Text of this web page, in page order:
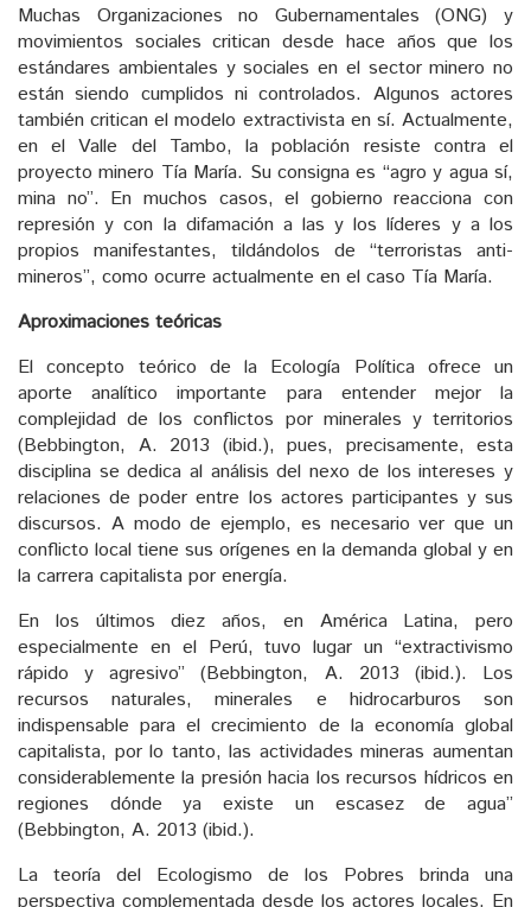
Muchas Organizaciones no Gubernamentales (ONG) y
movimientos sociales critican desde hace años que los
estándares ambientales y sociales en el sector minero no
están siendo cumplidos ni controlados. Algunos actores
también critican el modelo extractivista en sí. Actualmente,
en el Valle del Tambo, la población resiste contra el
proyecto minero Tía María. Su consigna es “agro y agua sí,
mina no”. En muchos casos, el gobierno reacciona con
represión y con la difamación a las y los líderes y a los
propios manifestantes, tildándolos de “terroristas anti-
mineros”, como ocurre actualmente en el caso Tía María.
Aproximaciones teóricas
El concepto teórico de la Ecología Política ofrece un
aporte analítico importante para entender mejor la
complejidad de los conflictos por minerales y territorios
(Bebbington, A. 2013 (ibid.), pues, precisamente, esta
disciplina se dedica al análisis del nexo de los intereses y
relaciones de poder entre los actores participantes y sus
discursos. A modo de ejemplo, es necesario ver que un
conflicto local tiene sus orígenes en la demanda global y en
la carrera capitalista por energía.
En los últimos diez años, en América Latina, pero
especialmente en el Perú, tuvo lugar un “extractivismo
rápido y agresivo” (Bebbington, A. 2013 (ibid.). Los
recursos naturales, minerales e hidrocarburos son
indispensable para el crecimiento de la economía global
capitalista, por lo tanto, las actividades mineras aumentan
considerablemente la presión hacia los recursos hídricos en
regiones dónde ya existe un escasez de agua”
(Bebbington, A. 2013 (ibid.).
La teoría del Ecologismo de los Pobres brinda una
perspectiva complementada desde los actores locales. En